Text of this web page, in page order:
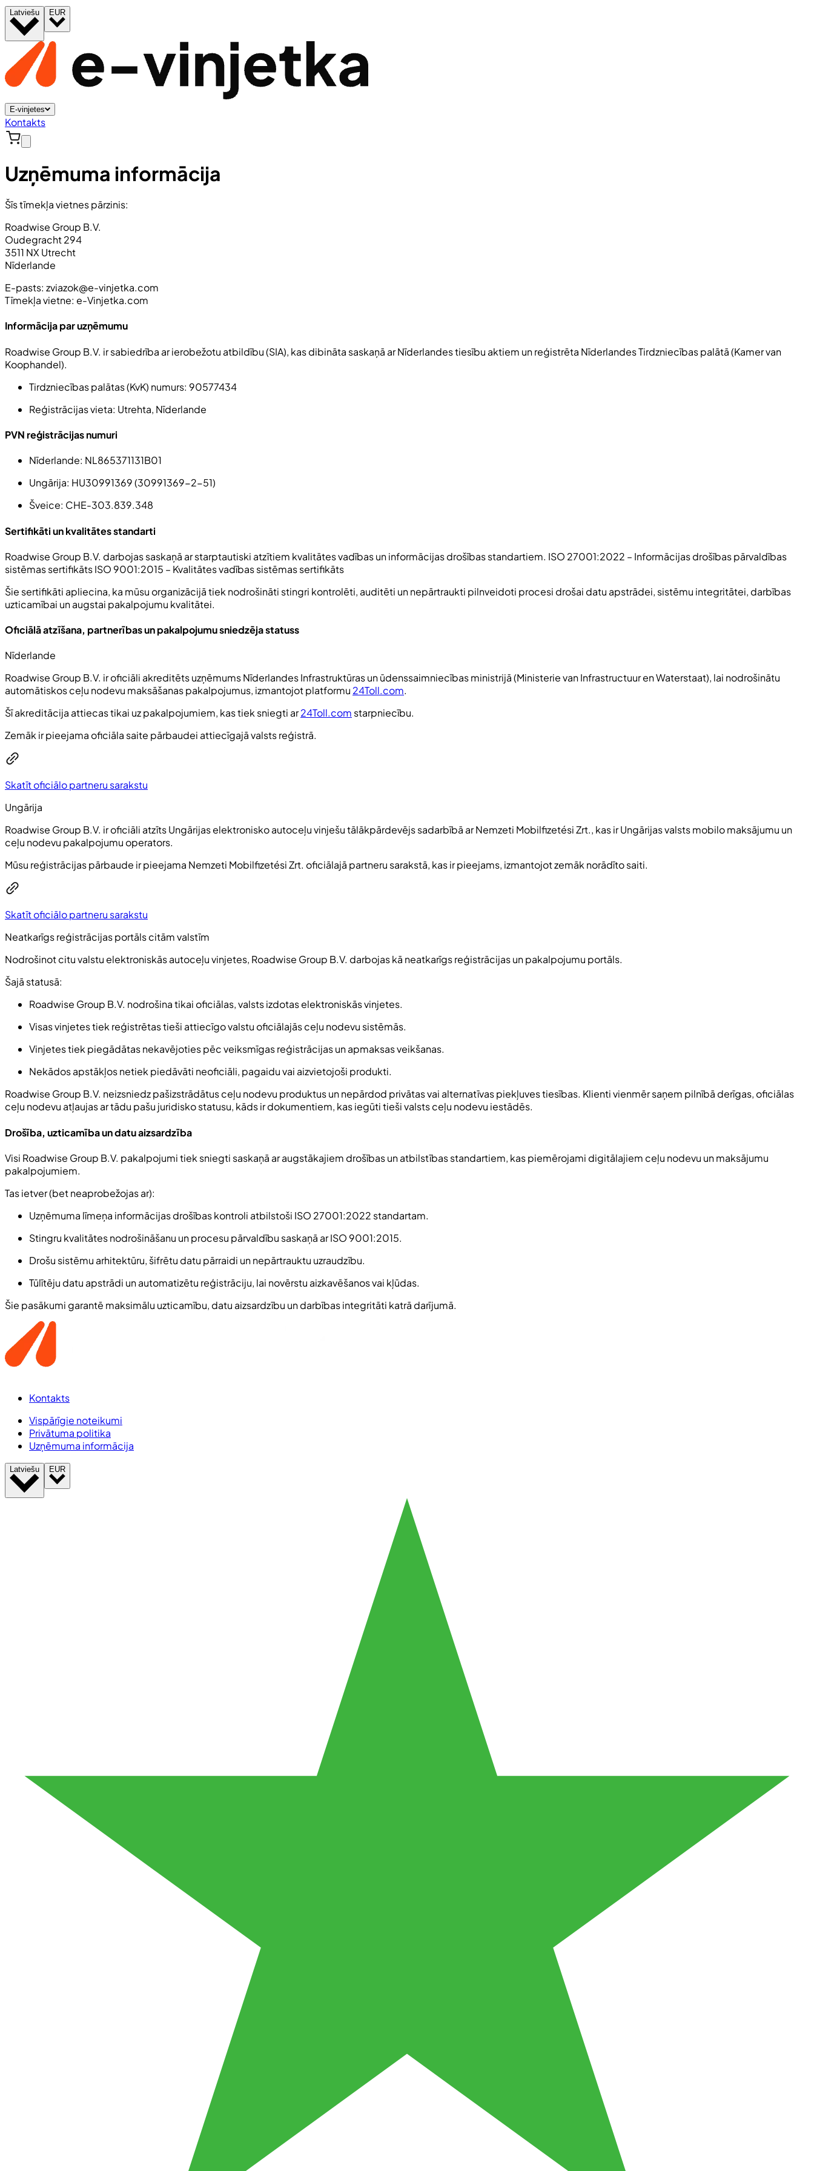
Latviešu EUR
E-vinjetes
Kontakts
Uzņēmuma informācija
Šīs tīmekļa vietnes pārzinis:
Roadwise Group B.V.
Oudegracht 294
3511 NX Utrecht
Nīderlande
E-pasts: zviazok@e-vinjetka.com
Tīmekļa vietne: e-Vinjetka.com
Informācija par uzņēmumu
Roadwise Group B.V. ir sabiedrība ar ierobežotu atbildību (SIA), kas dibināta saskaņā ar Nīderlandes tiesību aktiem un reģistrēta Nīderlandes Tirdzniecības palātā (Kamer van
Koophandel).
Tirdzniecības palātas (KvK) numurs: 90577434
Reģistrācijas vieta: Utrehta, Nīderlande
PVN reģistrācijas numuri
Nīderlande: NL865371131B01
Ungārija: HU30991369 (30991369-2-51)
Šveice: CHE-303.839.348
Sertifikāti un kvalitātes standarti
Roadwise Group B.V. darbojas saskaņā ar starptautiski atzītiem kvalitātes vadības un informācijas drošības standartiem. ISO 27001:2022 – Informācijas drošības pārvaldības
sistēmas sertifikātsISO 9001:2015 – Kvalitātes vadības sistēmas sertifikāts
Šie sertifikāti apliecina, ka mūsu organizācijā tiek nodrošināti stingri kontrolēti, auditēti un nepārtraukti pilnveidoti procesi drošai datu apstrādei, sistēmu integritātei, darbības
uzticamībai un augstai pakalpojumu kvalitātei.
Oficiālā atzīšana, partnerības un pakalpojumu sniedzēja statuss
Nīderlande
Roadwise Group B.V. ir oficiāli akreditēts uzņēmums Nīderlandes Infrastruktūras un ūdenssaimniecības ministrijā (Ministerie van Infrastructuur en Waterstaat), lai nodrošinātu
automātiskos ceļu nodevu maksāšanas pakalpojumus, izmantojot platformu 24Toll.com.
Šī akreditācija attiecas tikai uz pakalpojumiem, kas tiek sniegti ar24Toll.com starpniecību.
Zemāk ir pieejama oficiāla saite pārbaudei attiecīgajā valsts reģistrā.
Skatīt oficiālo partneru sarakstu
Ungārija
Roadwise Group B.V. ir oficiāli atzīts Ungārijas elektronisko autoceļu vinješu tālākpārdevējs sadarbībā ar Nemzeti Mobilfizetési Zrt., kas ir Ungārijas valsts mobilo maksājumu un
ceļu nodevu pakalpojumu operators.
Mūsu reģistrācijas pārbaude ir pieejama Nemzeti Mobilfizetési Zrt. oficiālajā partneru sarakstā, kas ir pieejams, izmantojot zemāk norādīto saiti.
Skatīt oficiālo partneru sarakstu
Neatkarīgs reģistrācijas portāls citām valstīm
Nodrošinot citu valstu elektroniskās autoceļu vinjetes, Roadwise Group B.V. darbojas kā neatkarīgs reģistrācijas un pakalpojumu portāls.
Šajā statusā:
Roadwise Group B.V. nodrošina tikai oficiālas, valsts izdotas elektroniskās vinjetes.
Visas vinjetes tiek reģistrētas tieši attiecīgo valstu oficiālajās ceļu nodevu sistēmās.
Vinjetes tiek piegādātas nekavējoties pēc veiksmīgas reģistrācijas un apmaksas veikšanas.
Nekādos apstākļos netiek piedāvāti neoficiāli, pagaidu vai aizvietojoši produkti.
Roadwise Group B.V. neizsniedz pašizstrādātus ceļu nodevu produktus un nepārdod privātas vai alternatīvas piekļuves tiesības. Klienti vienmēr saņem pilnībā derīgas, oficiālas
ceļu nodevu atļaujas ar tādu pašu juridisko statusu, kāds ir dokumentiem, kas iegūti tieši valsts ceļu nodevu iestādēs.
Drošība, uzticamība un datu aizsardzība
Visi Roadwise Group B.V. pakalpojumi tiek sniegti saskaņā ar augstākajiem drošības un atbilstības standartiem, kas piemērojami digitālajiem ceļu nodevu un maksājumu
pakalpojumiem.
Tas ietver (bet neaprobežojas ar):
Uzņēmuma līmeņa informācijas drošības kontroli atbilstoši ISO 27001:2022 standartam.
Stingru kvalitātes nodrošināšanu un procesu pārvaldību saskaņā ar ISO 9001:2015.
Drošu sistēmu arhitektūru, šifrētu datu pārraidi un nepārtrauktu uzraudzību.
Tūlītēju datu apstrādi un automatizētu reģistrāciju, lai novērstu aizkavēšanos vai kļūdas.
Šie pasākumi garantē maksimālu uzticamību, datu aizsardzību un darbības integritāti katrā darījumā.
Kontakts
Vispārīgie noteikumi
Privātuma politika
Uzņēmuma informācija
Latviešu EUR